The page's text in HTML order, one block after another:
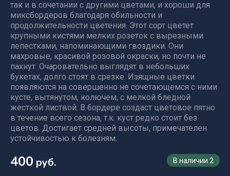
так и в сочетании с другими цветами, и хороши для
миксбордеров благодаря обильности и
продолжительности цветения. Этот сорт цветет
крупными кистями мелких розеток с вырезными
лепестками, напоминающими гвоздики. Они
махровые, красивой розовой окраски, но почти не
пахнут. Очаровательно выглядят в небольших
букетах, долго стоят в срезке. Изящные цветки
появляются на совершенно не сочетающемся с ними
кусте, вытянутом, колючем, с мелкой бледной
жесткой листвой. В бордере создаст цветовое пятно
в течение всего сезона, т.к. куст редко стоит без
цветов. Достигает средней высоты, примечателен
устойчивостью к болезням.
В наличии 2
400 руб.